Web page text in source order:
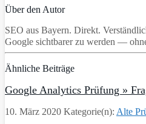
Über den Autor
SEO aus Bayern. Direkt.
Google sichtbarer zu werden —
Ähnliche Beiträge
Google Analytics Prüfung »
10. März 2020 Kategorie(n): Alte